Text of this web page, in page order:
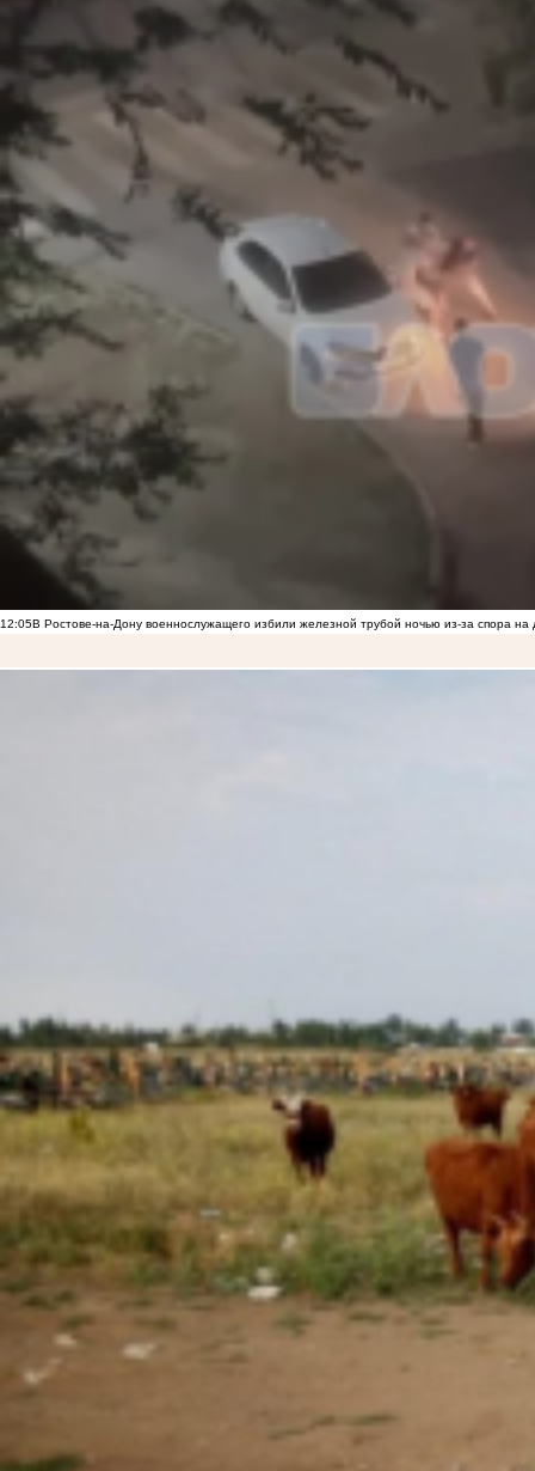
12:05В Ростове-на-Дону военнослужащего избили железной трубой ночью из-за спора на